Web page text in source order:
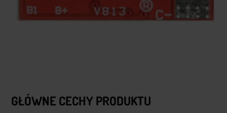
GŁÓWNE CECHY PRODUKTU